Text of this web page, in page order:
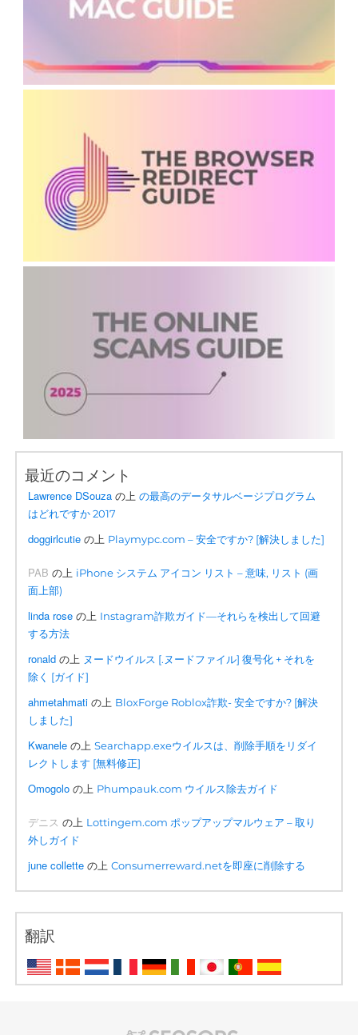
最近のコメント
Lawrence DSouza の上の最高のデータサルベージプログラム
はどれですか 2017
doggirlcutie の上 Playmypc.com – 安全ですか? [解決しました]
PAB の上 iPhone システム アイコン リスト – 意味, リスト (画
面上部)
linda rose の上 Instagram詐欺ガイド—それらを検出して回避
する方法
ronald の上 ヌードウイルス [.ヌードファイル] 復号化 + それを
除く [ガイド]
ahmetahmati の上 BloxForge Roblox詐欺- 安全ですか? [解決
しました]
Kwanele の上Searchapp.exeウイルスは、削除手順をリダイ
レクトします [無料修正]
Omogolo の上 Phumpauk.com ウイルス除去ガイド
デニス の上 Lottingem.com ポップアップマルウェア – 取り
外しガイド
june collette の上Consumerreward.netを即座に削除する
翻訳